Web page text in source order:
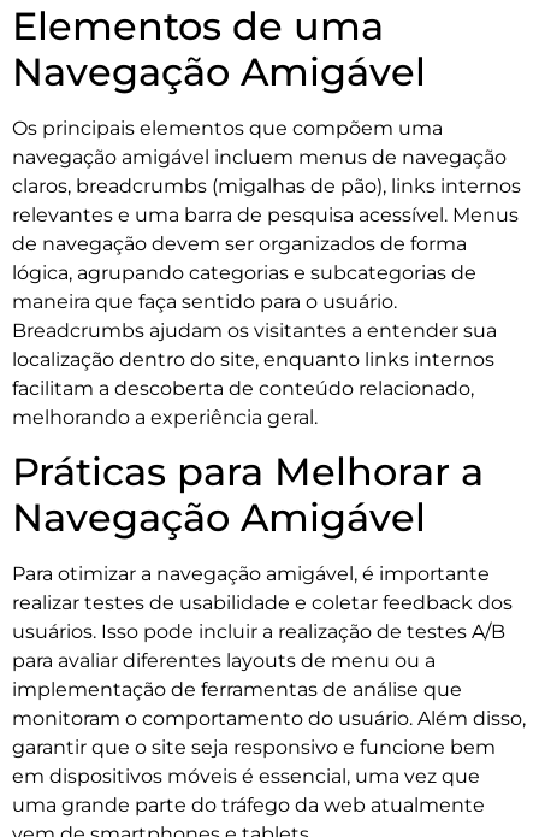
Elementos de uma
Navegação Amigável
Os principais elementos que compõem uma
navegação amigável incluem menus de navegação
claros, breadcrumbs (migalhas de pão), links internos
relevantes e uma barra de pesquisa acessível. Menus
de navegação devem ser organizados de forma
lógica, agrupando categorias e subcategorias de
maneira que faça sentido para o usuário.
Breadcrumbs ajudam os visitantes a entender sua
localização dentro do site, enquanto links internos
facilitam a descoberta de conteúdo relacionado,
melhorando a experiência geral.
Práticas para Melhorar a
Navegação Amigável
Para otimizar a navegação amigável, é importante
realizar testes de usabilidade e coletar feedback dos
usuários. Isso pode incluir a realização de testes A/B
para avaliar diferentes layouts de menu ou a
implementação de ferramentas de análise que
monitoram o comportamento do usuário. Além disso,
garantir que o site seja responsivo e funcione bem
em dispositivos móveis é essencial, uma vez que
uma grande parte do tráfego da web atualmente